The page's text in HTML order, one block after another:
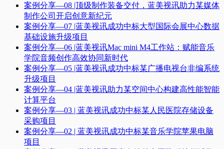
案例分享—08 |顶级制作装备交付，蓝美视讯助力某媒体
制作公司开启创意新纪元
案例分享—07 |蓝美视讯成功中标大型国际会展中心数据
基础设施升级项目
案例分享—06 |蓝美视讯Mac mini M4工作站：赋能音乐
学院音频创作高效协同新时代​
案例分享—05 |蓝美视讯成功中标某广播电视台非编系统
升级项目​
案例分享—04 |蓝美视讯助力某空间中心构建高性能智能
计算平台​
案例分享—03 | 蓝美视讯成功中标某人民医院存储设备
采购项目
案例分享—02 | 蓝美视讯成功中标某音乐学院苹果电脑
项目